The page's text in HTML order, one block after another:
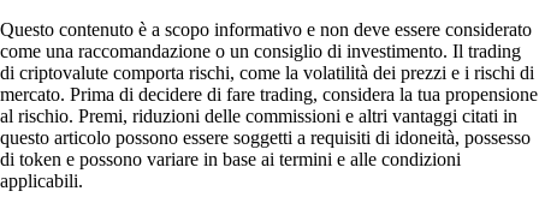
Questo contenuto è a scopo informativo e non deve essere considerato
come una raccomandazione o un consiglio di investimento. Il trading
di criptovalute comporta rischi, come la volatilità dei prezzi e i rischi di
mercato. Prima di decidere di fare trading, considera la tua propensione
al rischio. Premi, riduzioni delle commissioni e altri vantaggi citati in
questo articolo possono essere soggetti a requisiti di idoneità, possesso
di token e possono variare in base ai termini e alle condizioni
applicabili.